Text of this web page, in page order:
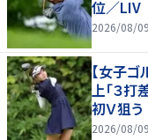
位／LIV
2026/08/
【女子
上「３
初Ｖ狙う
2026/08/